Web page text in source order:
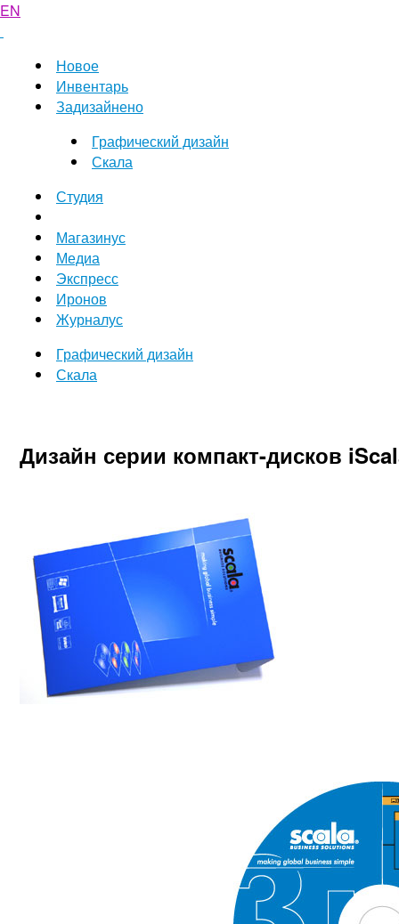
EN
Новое
Инвентарь
Задизайнено
Графический дизайн
Скала
Студия
Магазинус
Медиа
Экспресс
Иронов
Журналус
Графический дизайн
Скала
Дизайн серии компакт-дисков